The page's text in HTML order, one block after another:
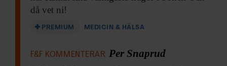
då vet ni!
PREMIUM MEDICIN & HÄLSA
F&F KOMMENTERAR Per Snaprud